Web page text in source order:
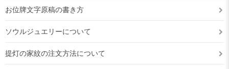
お位牌文字原稿の書き方
ソウルジュエリーについて
提灯の家紋の注文方法について